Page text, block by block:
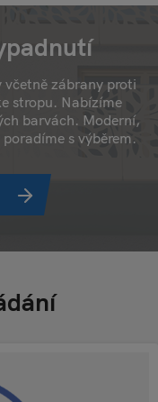
včetně zábrany proti
stropu. Nabízíme
barvách. Moderní,
s výběrem.